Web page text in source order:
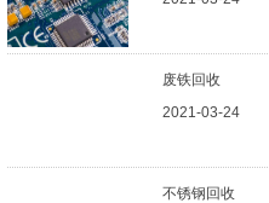
废铁回收
2021-03-24
不锈钢回收